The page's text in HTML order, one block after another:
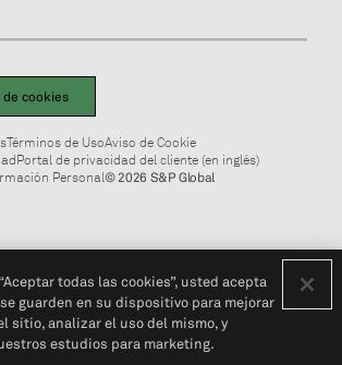
cookies
Términos de UsoAviso de Cookie
Portal de privacidad del cliente (en inglés)
Personal© 2026 S&P Global
todas las cookies”, usted acepta
guarden en su dispositivo para mejorar
sitio, analizar el uso del mismo, y
estudios para marketing.